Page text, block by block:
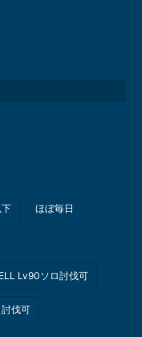
ほぼ毎日
Lv90ソロ討伐可
伐可